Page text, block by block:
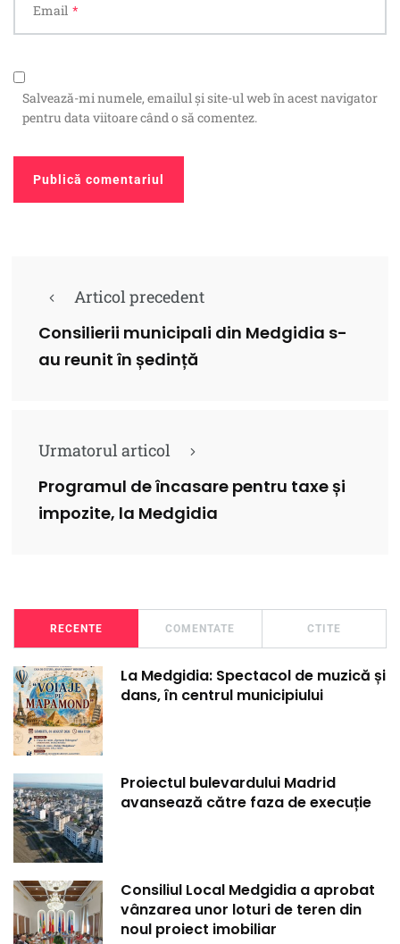
Email *
Salvează-mi numele, emailul și site-ul web în acest navigator
pentru data viitoare când o să comentez.
Articol precedent
Consilierii municipali din Medgidia s-
au reunit în ședință
Urmatorul articol
Programul de încasare pentru taxe și
impozite, la Medgidia
RECENTE COMENTATE CTITE
La Medgidia: Spectacol de muzică și
dans, în centrul municipiului
Proiectul bulevardului Madrid
avansează către faza de execuție
Consiliul Local Medgidia a aprobat
vânzarea unor loturi de teren din
noul proiect imobiliar